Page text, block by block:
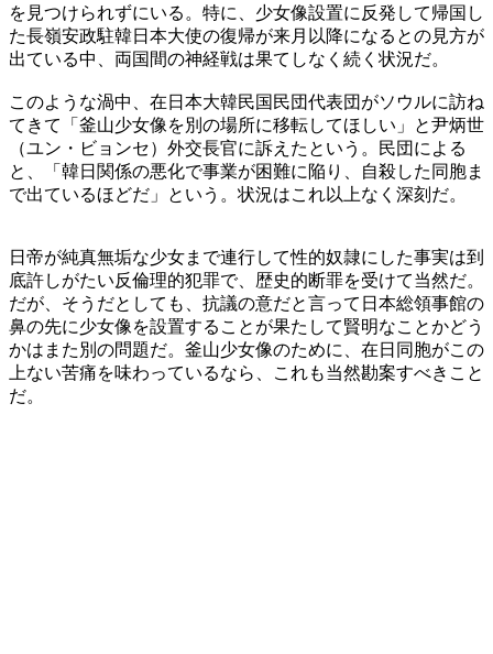
を見つけられずにいる。特に、少女像設置に反発して帰国し
た長嶺安政駐韓日本大使の復帰が来月以降になるとの見方が
出ている中、両国間の神経戦は果てしなく続く状況だ。
このような渦中、在日本大韓民国民団代表団がソウルに訪ね
てきて「釜山少女像を別の場所に移転してほしい」と尹炳世
（ユン・ビョンセ）外交長官に訴えたという。民団による
と、「韓日関係の悪化で事業が困難に陥り、自殺した同胞ま
で出ているほどだ」という。状況はこれ以上なく深刻だ。
日帝が純真無垢な少女まで連行して性的奴隷にした事実は到
底許しがたい反倫理的犯罪で、歴史的断罪を受けて当然だ。
だが、そうだとしても、抗議の意だと言って日本総領事館の
鼻の先に少女像を設置することが果たして賢明なことかどう
かはまた別の問題だ。釜山少女像のために、在日同胞がこの
上ない苦痛を味わっているなら、これも当然勘案すべきこと
だ。